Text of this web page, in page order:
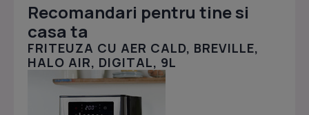
Recomandari pentru tine si
casa ta
FRITEUZA CU AER CALD, BREVILLE,
HALO AIR, DIGITAL, 9L